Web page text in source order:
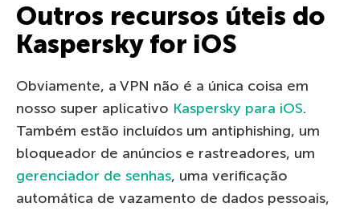
Outros recursos úteis do
Kaspersky for iOS
Obviamente, a VPN não é a única coisa em
nosso super aplicativo Kaspersky para iOS.
Também estão incluídos um antiphishing, um
bloqueador de anúncios e rastreadores, um
gerenciador de senhas, uma verificação
automática de vazamento de dados pessoais,